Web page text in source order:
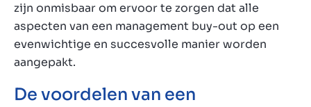
zijn onmisbaar om ervoor te zorgen dat alle
aspecten van een management buy-out op een
evenwichtige en succesvolle manier worden
aangepakt.
De voordelen van een